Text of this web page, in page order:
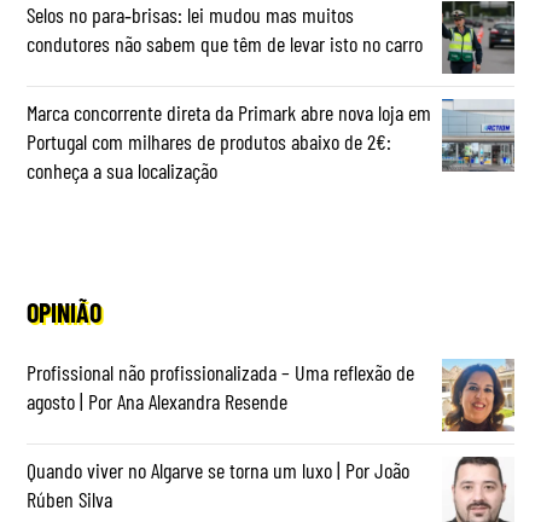
Selos no para‑brisas: lei mudou mas muitos
condutores não sabem que têm de levar isto no carro
Marca concorrente direta da Primark abre nova loja em
Portugal com milhares de produtos abaixo de 2€:
conheça a sua localização
OPINIÃO
Profissional não profissionalizada – Uma reflexão de
agosto | Por Ana Alexandra Resende
Quando viver no Algarve se torna um luxo | Por João
Rúben Silva